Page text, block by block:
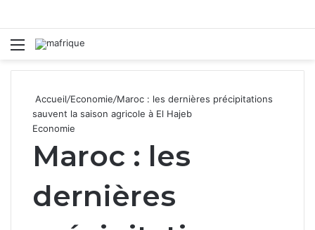
Menu
Accueil/Economie/Maroc : les dernières précipitations
sauvent la saison agricole à El Hajeb
Economie
Maroc : les
dernières